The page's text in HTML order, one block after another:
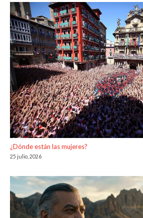
¿Dónde están las mujeres?
25 julio, 2026